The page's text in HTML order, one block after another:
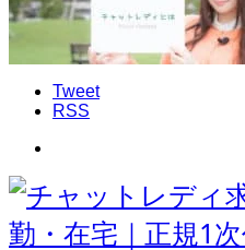
Tweet
RSS